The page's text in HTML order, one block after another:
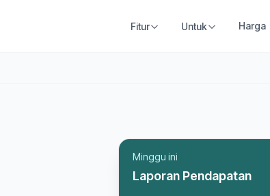
Fitur Untuk Harga
Minggu ini
Laporan Pendapatan